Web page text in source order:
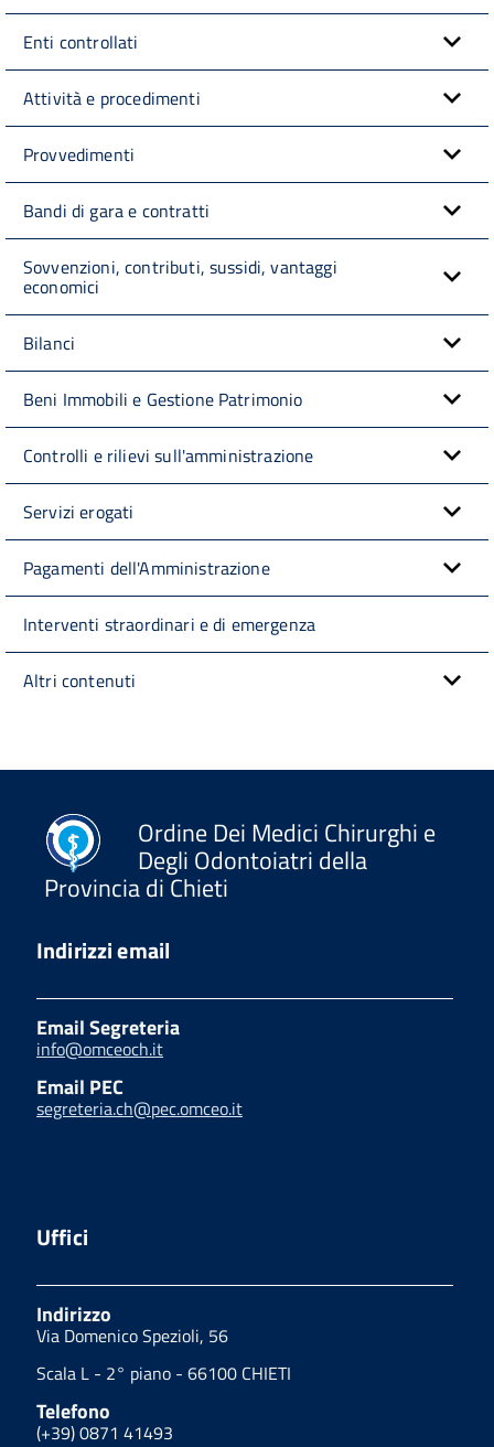
Enti controllati
Attività e procedimenti
Provvedimenti
Bandi di gara e contratti
Sovvenzioni, contributi, sussidi, vantaggi
economici
Bilanci
Beni Immobili e Gestione Patrimonio
Controlli e rilievi sull'amministrazione
Servizi erogati
Pagamenti dell'Amministrazione
Interventi straordinari e di emergenza
Altri contenuti
Ordine Dei Medici Chirurghi e
Degli Odontoiatri della
Provincia di Chieti
Indirizzi email
Email Segreteria
info@omceoch.it
Email PEC
segreteria.ch@pec.omceo.it
Uffici
Indirizzo
Via Domenico Spezioli, 56
Scala L - 2° piano - 66100 CHIETI
Telefono
(+39) 0871 41493